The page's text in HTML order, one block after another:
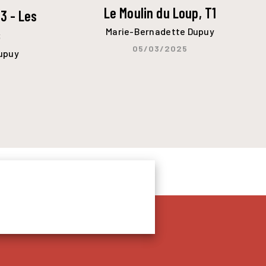
- Les
Le Moulin du Loup, T1
Marie-Bernadette Dupuy
05/03/2025